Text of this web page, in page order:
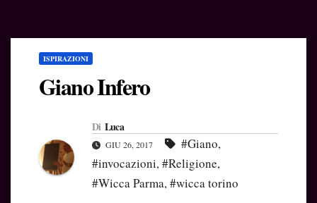
ISPIRAZIONI
Giano Infero
Di Luca
GIU 26, 2017 #Giano,
#invocazioni,#Religione,
#Wicca Parma,#wicca torino